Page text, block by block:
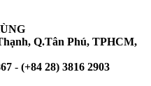
Q.Tân Phú, TPHCM,
- (+84 28) 3816 2903